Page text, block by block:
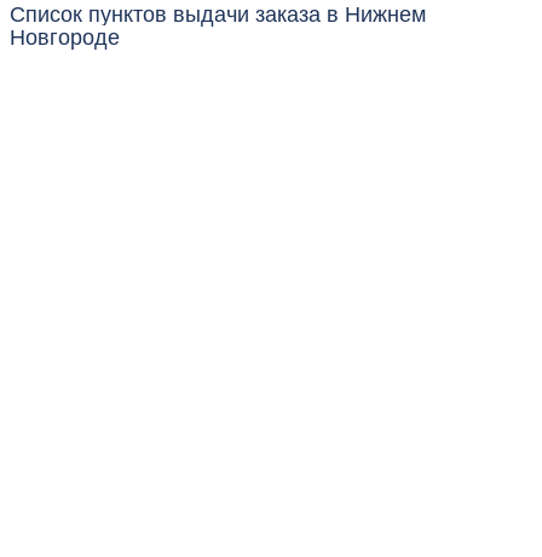
Список пунктов выдачи заказа в Нижнем
Новгороде